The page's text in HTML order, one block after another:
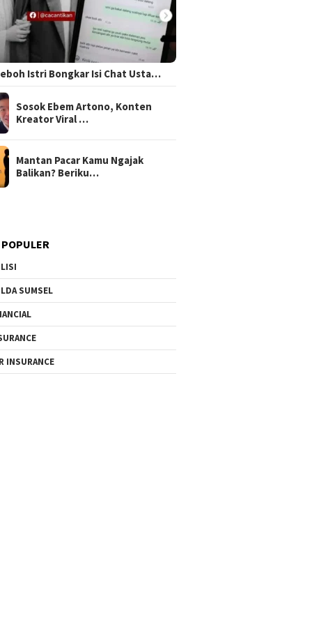
Istri Bongkar Isi Chat Usta…
Sosok Ebem Artono, Konten
Kreator Viral …
Mantan Pacar Kamu Ngajak
Balikan? Beriku…
SUMSEL
INSURANCE